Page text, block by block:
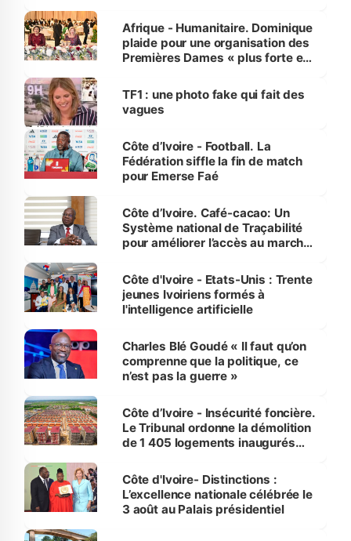
Afrique - Humanitaire. Dominique
plaide pour une organisation des
Premières Dames « plus forte et
sur la scène internationale »
TF1 : une photo fake qui fait des
vagues
Côte d’Ivoire - Football. La
Fédération siffle la fin de match
pour Emerse Faé
Côte d’Ivoire. Café-cacao: Un
Système national de Traçabilité
pour améliorer l’accès au marché
Côte d'Ivoire - Etats-Unis : Trente
jeunes Ivoiriens formés à
l'intelligence artificielle
Charles Blé Goudé « Il faut qu’on
comprenne que la politique, ce
n’est pas la guerre »
Côte d’Ivoire - Insécurité foncière.
Le Tribunal ordonne la démolition
de 1 405 logements inaugurés
Bassam
Côte d'Ivoire- Distinctions :
L’excellence nationale célébrée le
3 août au Palais présidentiel